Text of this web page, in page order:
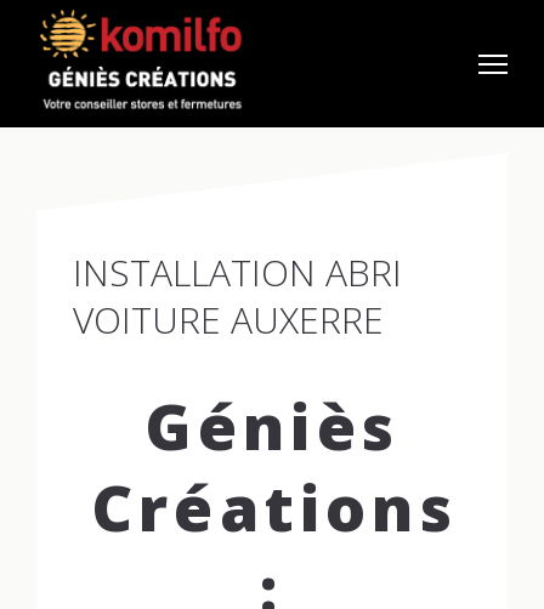
INSTALLATION ABRI
VOITURE AUXERRE
Géniès
Créations
: